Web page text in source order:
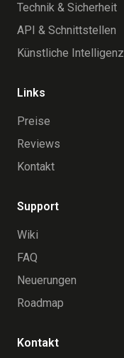
Technik & Sicherheit
API & Schnittstellen
Künstliche Intelligenz
Links
Preise
Reviews
Kontakt
Support
Wiki
FAQ
Neuerungen
Roadmap
Kontakt